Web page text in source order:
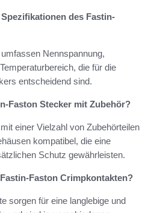
des Fastin-
Nennspannung,
die für die
entscheidend sind.
Faston Stecker mit Zubehör?
einer Vielzahl von Zubehörteilen
kompatibel, die eine
Schutz gewährleisten.
Faston Crimpkontakten?
sorgen für eine langlebige und